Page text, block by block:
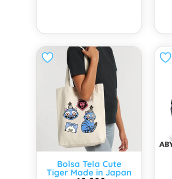
Bolsa Tela Cute
Tiger Made in Japan